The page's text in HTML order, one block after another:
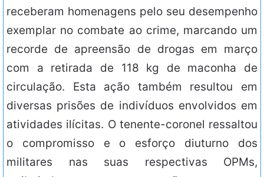
receberam homenagens pelo seu desempenho
exemplar no combate ao crime, marcando um
recorde de apreensão de drogas em março
com a retirada de 118 kg de maconha de
circulação. Esta ação também resultou em
diversas prisões de indivíduos envolvidos em
atividades ilícitas. O tenente-coronel ressaltou
o compromisso e o esforço diuturno dos
militares nas suas respectivas OPMs,